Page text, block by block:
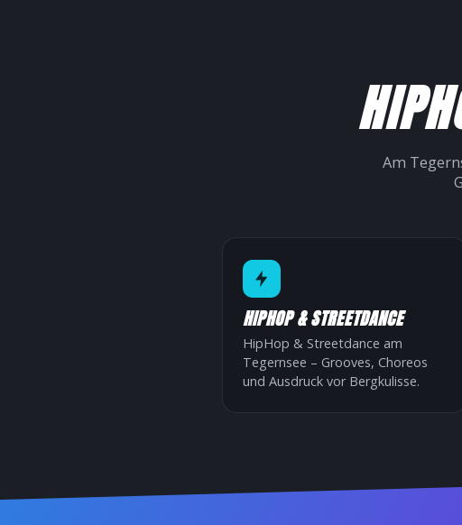
Am
HIPHOP & STREETDANCE
HipHop & Streetdance am
Tegernsee – Grooves, Choreos
und Ausdruck vor Bergkulisse.